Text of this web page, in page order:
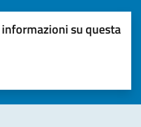
su questa
(da 1 a 5 stelle)
per valutare la chiarezza delle
su 5
5